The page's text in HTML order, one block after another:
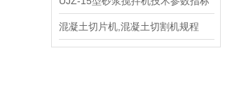
混凝土切片机,混凝土切割机规程